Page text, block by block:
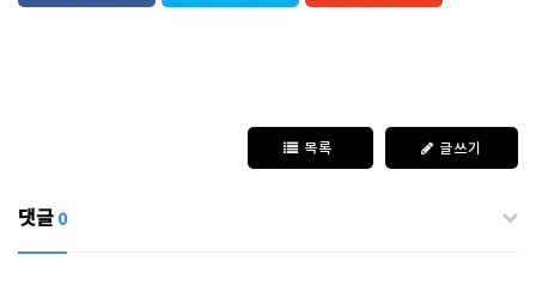
목록 글쓰기
댓글 0